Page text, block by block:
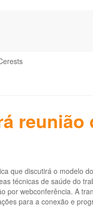
reunião
que discutirá o modelo
técnicas de saúde do
por webconferência. A
para a conexão e